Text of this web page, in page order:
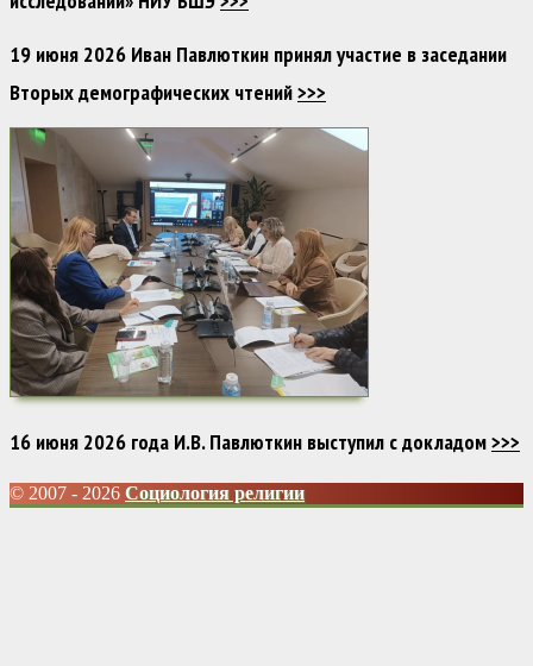
19 июня 2026 Иван Павлюткин принял участие в заседании
Вторых демографических чтений>>>
16 июня 2026 года И.В. Павлюткин выступил с докладом>>>
© 2007 - 2026 Социология религии